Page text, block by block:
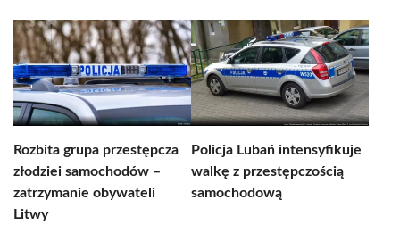
Rozbita grupa przestępcza
złodziei samochodów –
zatrzymanie obywateli
Litwy
Policja Lubań intensyfikuje
walkę z przestępczością
samochodową